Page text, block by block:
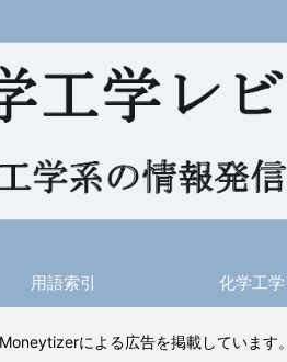
用語索引 化学工学
による広告を掲載しています。